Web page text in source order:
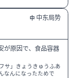
中 中东局势
が原因で、食品容器
サ」きょうきゅうふあ
なんになったためで